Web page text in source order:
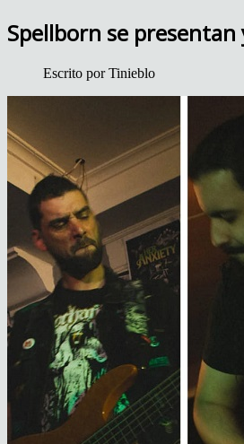
Spellborn se
Escrito porTinieblo